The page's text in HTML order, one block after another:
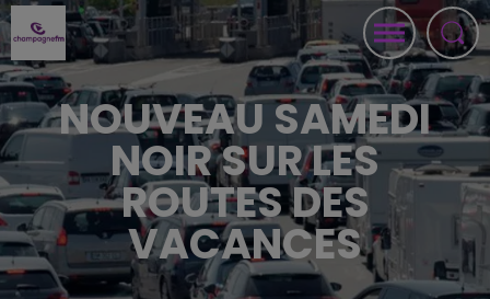
NOUVEAU SAMEDI
NOIR SUR LES
ROUTES DES
VACANCES